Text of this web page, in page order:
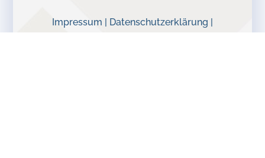
Impressum | Datenschutzerklärung |